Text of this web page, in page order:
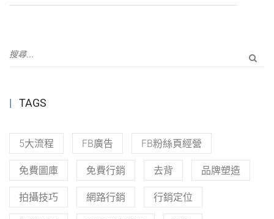
TAGS
5大流程 FB廣告 FB粉絲頁經營
免費圖庫 免費行銷 去背 品牌塑造
拍攝技巧 網路行銷 行銷定位